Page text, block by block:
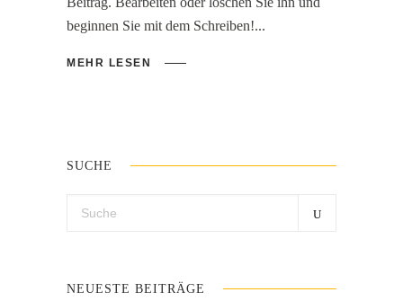
beginnen Sie mit dem Schreiben!
MEHR LESEN
SUCHE
Search
NEUESTE BEITRÄGE